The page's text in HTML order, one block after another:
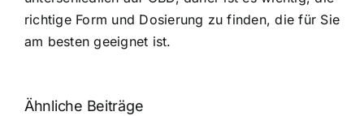
richtige Form und Dosierung zu finden, die für Sie
am besten geeignet ist.
Ähnliche Beiträge